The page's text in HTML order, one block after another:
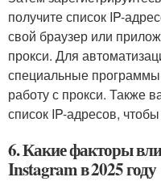
получите список IP-
свой браузер или
прокси. Для
специальные
работу с прокси. Также
список IP-адресов,
6. Какие факторы
Instagram в 2025 году